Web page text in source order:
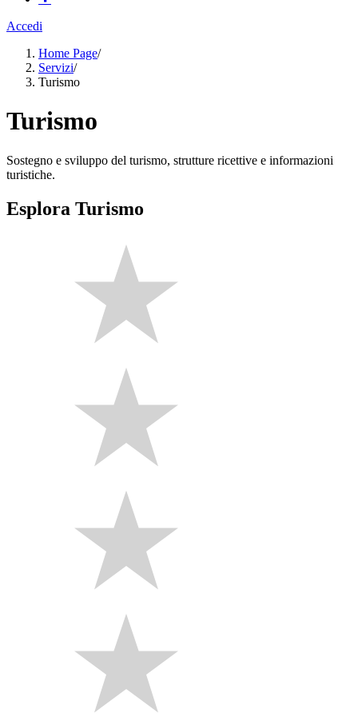
Accedi
Home Page/
Servizi/
Turismo
Turismo
Sostegno e sviluppo del turismo, strutture ricettive e informazioni
turistiche.
Esplora Turismo